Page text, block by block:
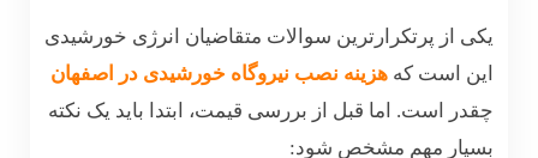
یکی از پرتکرارترین سوالات متقاضیان انرژی خورشیدی
این است که هزینه نصب نیروگاه خورشیدی در اصفهان
چقدر است. اما قبل از بررسی قیمت، ابتدا باید یک نکته
بسیار مهم مشخص شود: